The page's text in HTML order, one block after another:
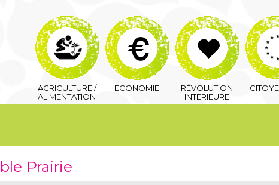
AGRICULTURE /
ALIMENTATION
ECONOMIE
RÉVOLUTION
INTERIEURE
Prairie